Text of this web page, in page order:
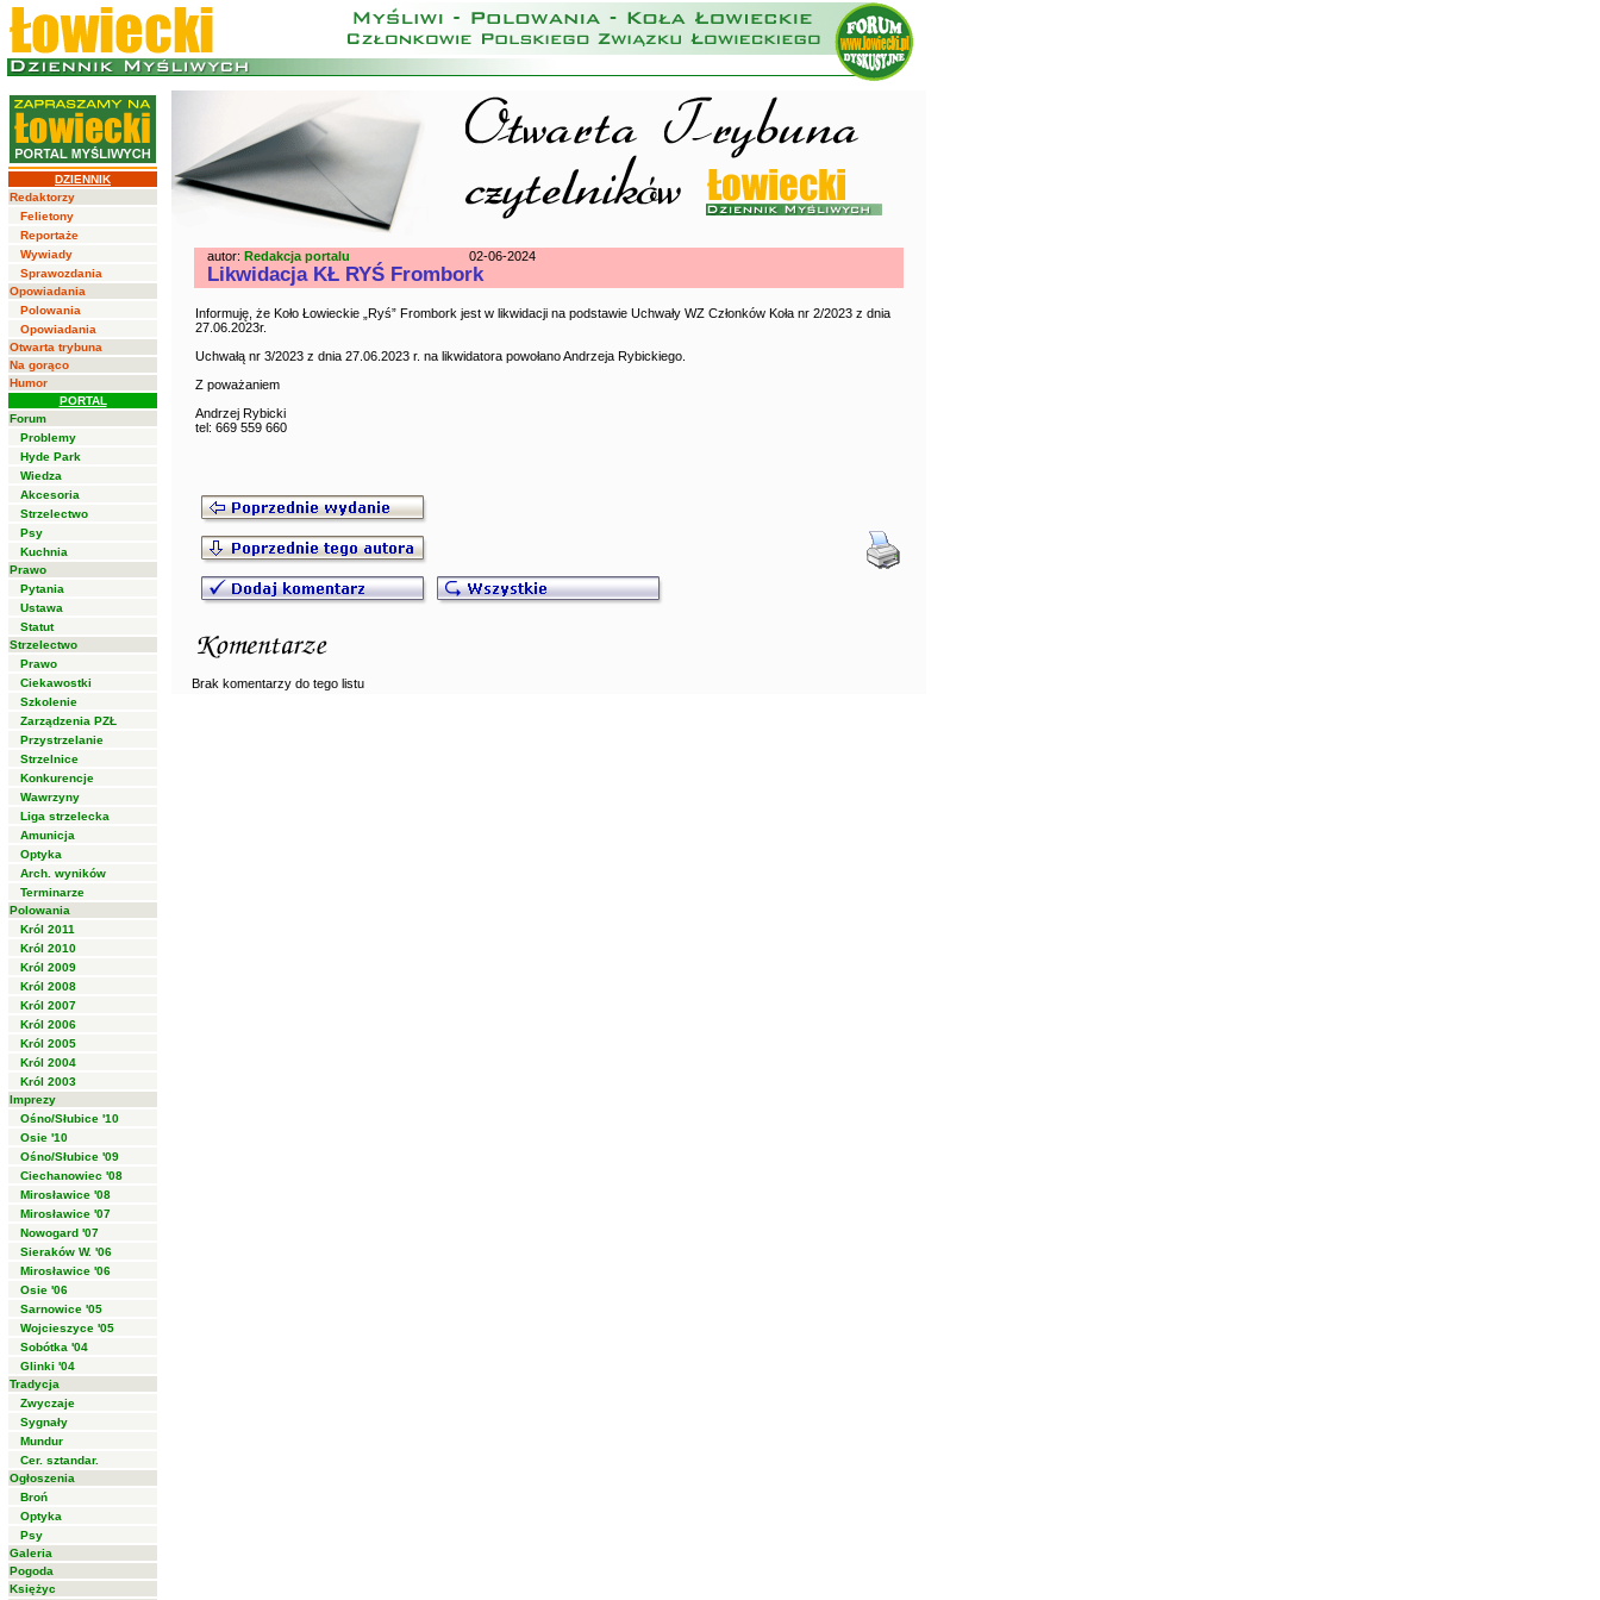
DZIENNIK
Redaktorzy
Felietony
Reportaże
Wywiady
Sprawozdania
Opowiadania
Polowania
Opowiadania
Otwarta trybuna
Na gorąco
Humor
PORTAL
Forum
Problemy
Hyde Park
Wiedza
Akcesoria
Strzelectwo
Psy
Kuchnia
Prawo
Pytania
Ustawa
Statut
Strzelectwo
Prawo
Ciekawostki
Szkolenie
Zarządzenia PZŁ
Przystrzelanie
Strzelnice
Konkurencje
Wawrzyny
Liga strzelecka
Amunicja
Optyka
Arch. wyników
Terminarze
Polowania
Król 2011
Król 2010
Król 2009
Król 2008
Król 2007
Król 2006
Król 2005
Król 2004
Król 2003
Imprezy
Ośno/Słubice '10
Osie '10
Ośno/Słubice '09
Ciechanowiec '08
Mirosławice '08
Mirosławice '07
Nowogard '07
Sieraków W. '06
Mirosławice '06
Osie '06
Sarnowice '05
Wojcieszyce '05
Sobótka '04
Glinki '04
Tradycja
Zwyczaje
Sygnały
Mundur
Cer. sztandar.
Ogłoszenia
Broń
Optyka
Psy
Galeria
Pogoda
Księżyc
autor: Redakcja portalu 02-06-2024
Likwidacja KŁ RYŚ Frombork
Informuję, że Koło Łowieckie „Ryś” Frombork jest w likwidacji na podstawie Uchwały WZ Członków Koła nr 2/2023 z dnia
27.06.2023r.
Uchwałą nr 3/2023 z dnia 27.06.2023 r. na likwidatora powołano Andrzeja Rybickiego.
Z poważaniem
Andrzej Rybicki
tel: 669 559 660
Brak komentarzy do tego listu